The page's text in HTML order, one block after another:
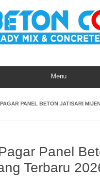
Menu
PAGAR PANEL BETON JATISARI
Panel
Terbaru